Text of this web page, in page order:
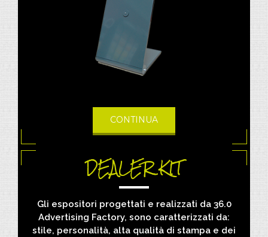
CONTINUA
DEALER KIT
Gli espositori progettati e realizzati da 36.0
Advertising Factory, sono caratterizzati da:
stile, personalità, alta qualità di stampa e dei